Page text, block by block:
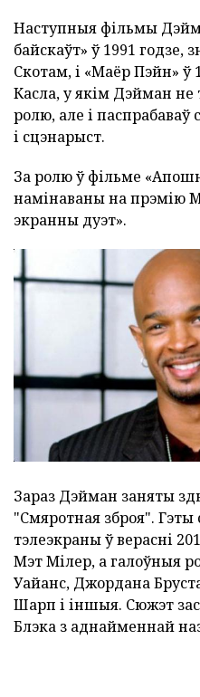
Наступныя фільмы
байскаўт» ў 1991 годзе,
Скотам, і «Маёр Пэйн» ў
Касла, у якім Дэйман не
ролю, але і
і сцэнарыст.
За ролю ў фільме
намінаваны на прэмію
экранны дуэт».
Зараз Дэйман заняты
"Смяротная зброя".
тэлеэкраны ў верасні
Мэт Мілер, а галоўныя
Уайанс, Джордана
Шарп і іншыя. Сюжэт
Блэка з аднайменнай